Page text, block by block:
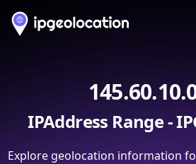
IPAddress Range -
Explore geolocation information